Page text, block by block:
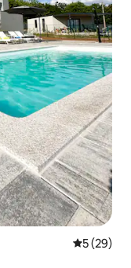
Ortalama
5 (29)